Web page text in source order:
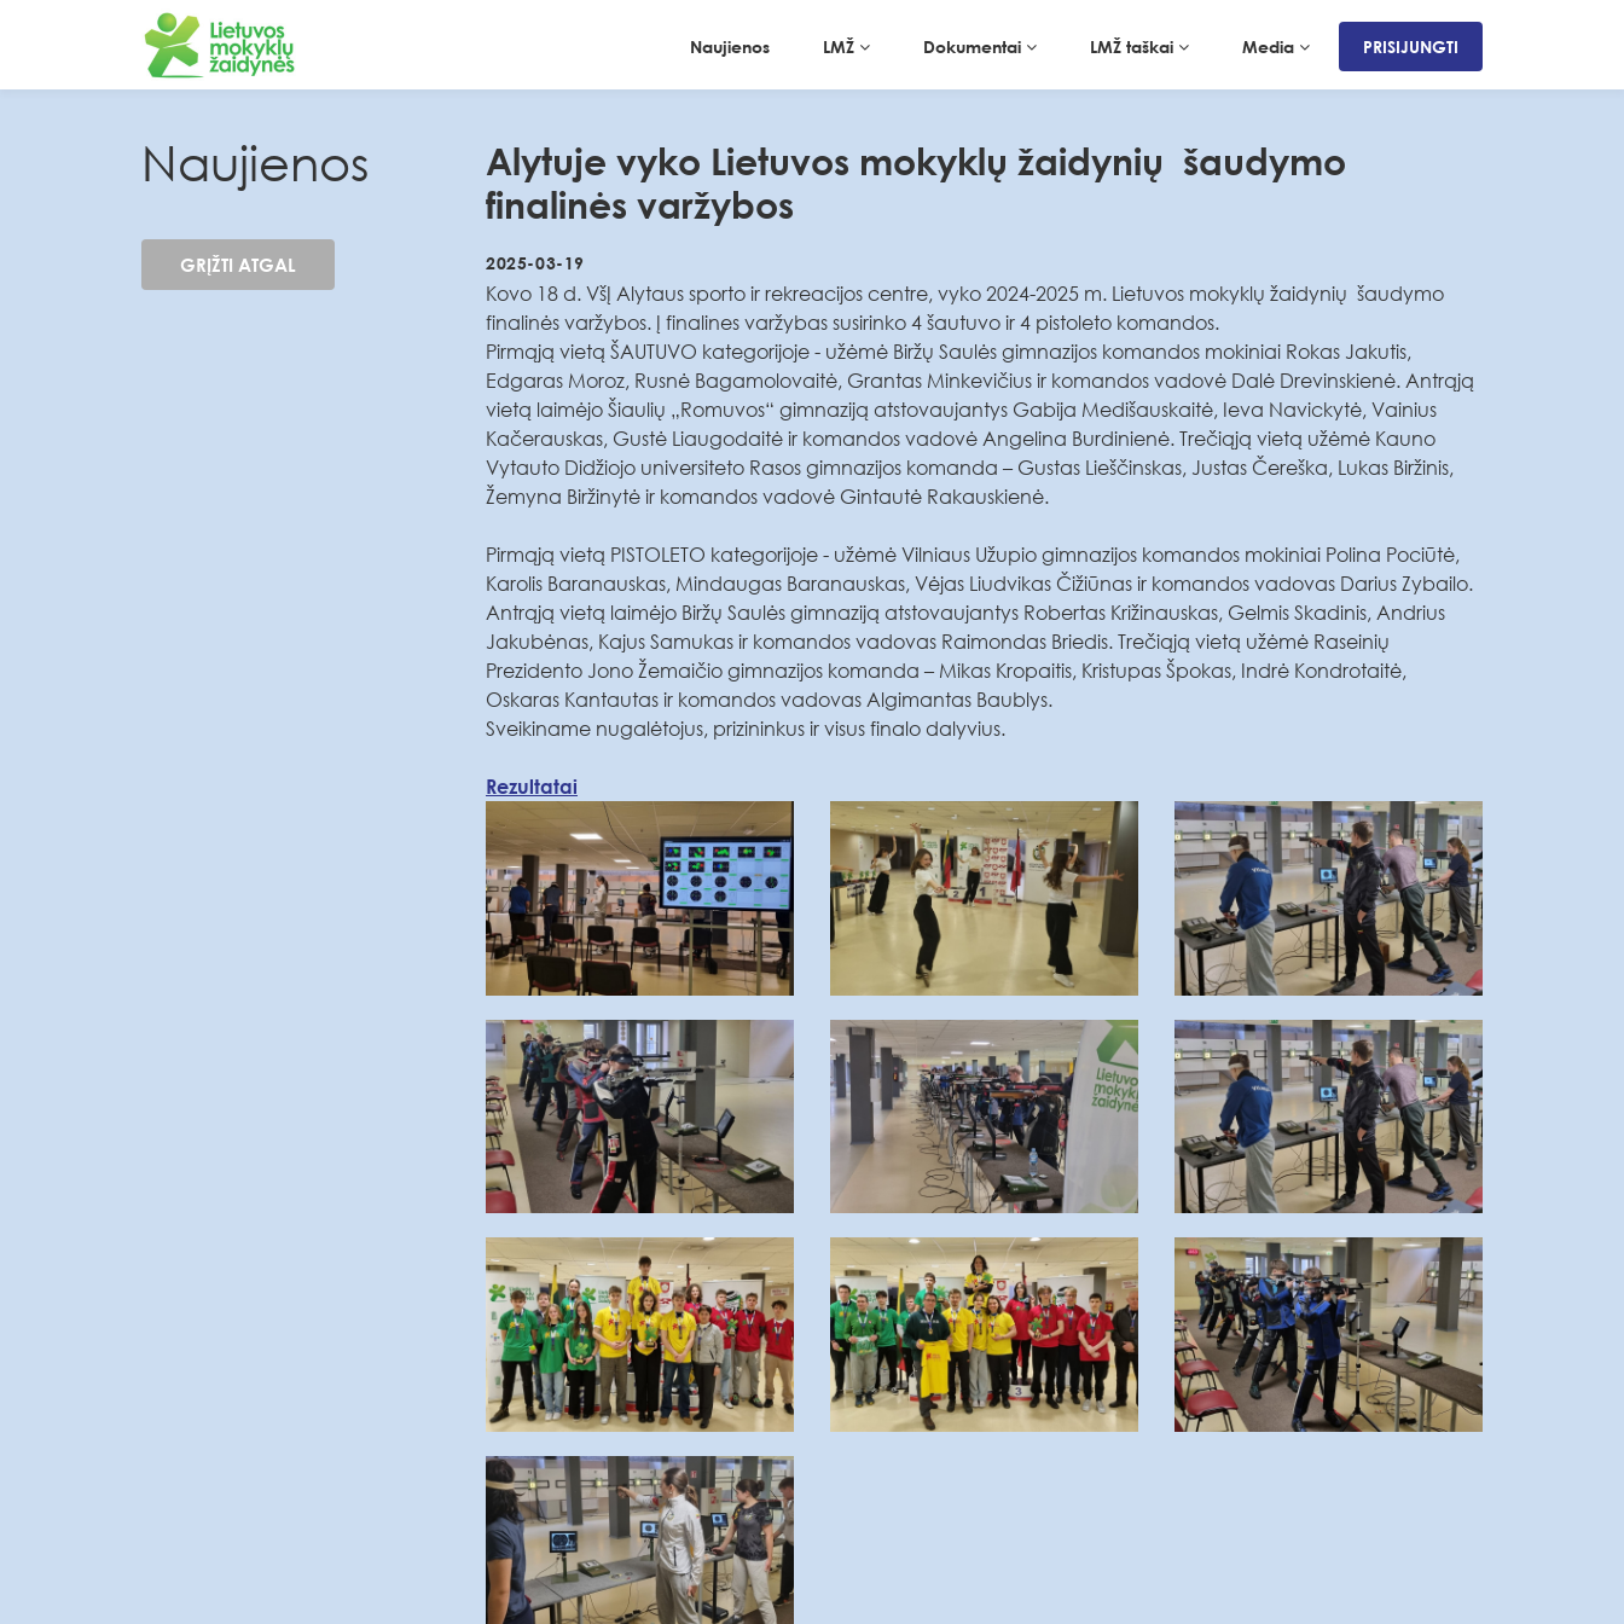
Naujienos LMŽ Dokumentai LMŽ taškai Media PRISIJUNGTI
Naujienos
GRĮŽTI ATGAL
Alytuje vyko Lietuvos mokyklų žaidynių šaudymo
finalinės varžybos
2025-03-19
Kovo 18 d. VšĮ Alytaus sporto ir rekreacijos centre, vyko 2024-2025 m. Lietuvos mokyklų žaidynių šaudymo
finalinės varžybos. Į finalines varžybas susirinko 4 šautuvo ir 4 pistoleto komandos.
Pirmąją vietą ŠAUTUVO kategorijoje - užėmė Biržų Saulės gimnazijos komandos mokiniai Rokas Jakutis,
Edgaras Moroz, Rusnė Bagamolovaitė, Grantas Minkevičius ir komandos vadovė Dalė Drevinskienė. Antrąją
vietą laimėjo Šiaulių „Romuvos“ gimnaziją atstovaujantys Gabija Medišauskaitė, Ieva Navickytė, Vainius
Kačerauskas, Gustė Liaugodaitė ir komandos vadovė Angelina Burdinienė. Trečiąją vietą užėmė Kauno
Vytauto Didžiojo universiteto Rasos gimnazijos komanda – Gustas Lieščinskas, Justas Čereška, Lukas Biržinis,
Žemyna Biržinytė ir komandos vadovė Gintautė Rakauskienė.
Pirmąją vietą PISTOLETO kategorijoje - užėmė Vilniaus Užupio gimnazijos komandos mokiniai Polina Pociūtė,
Karolis Baranauskas, Mindaugas Baranauskas, Vėjas Liudvikas Čižiūnas ir komandos vadovas Darius Zybailo.
Antrąją vietą laimėjo Biržų Saulės gimnaziją atstovaujantys Robertas Križinauskas, Gelmis Skadinis, Andrius
Jakubėnas, Kajus Samukas ir komandos vadovas Raimondas Briedis. Trečiąją vietą užėmė Raseinių
Prezidento Jono Žemaičio gimnazijos komanda – Mikas Kropaitis, Kristupas Špokas, Indrė Kondrotaitė,
Oskaras Kantautas ir komandos vadovas Algimantas Baublys.
Sveikiname nugalėtojus, prizininkus ir visus finalo dalyvius.
Rezultatai